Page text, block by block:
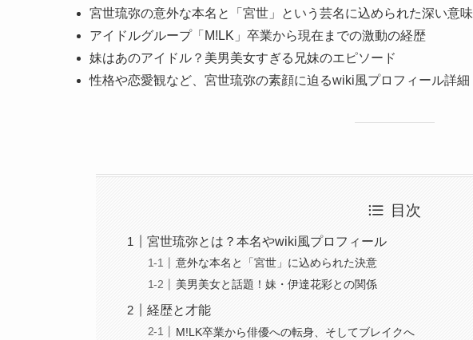
宮世琉弥の意外な本名と「宮世」という芸名に込められた深い意味
アイドルグループ「M!LK」卒業から現在までの激動の経歴
妹はあのアイドル？美男美女すぎる兄妹のエピソード
性格や恋愛観など、宮世琉弥の素顔に迫るwiki風プロフィール詳細
目次
宮世琉弥とは？本名やwiki風プロフィール
意外な本名と「宮世」に込められた決意
美男美女と話題！妹・伊達花彩との関係
経歴と才能
M!LK卒業から俳優への転身、そしてブレイクへ